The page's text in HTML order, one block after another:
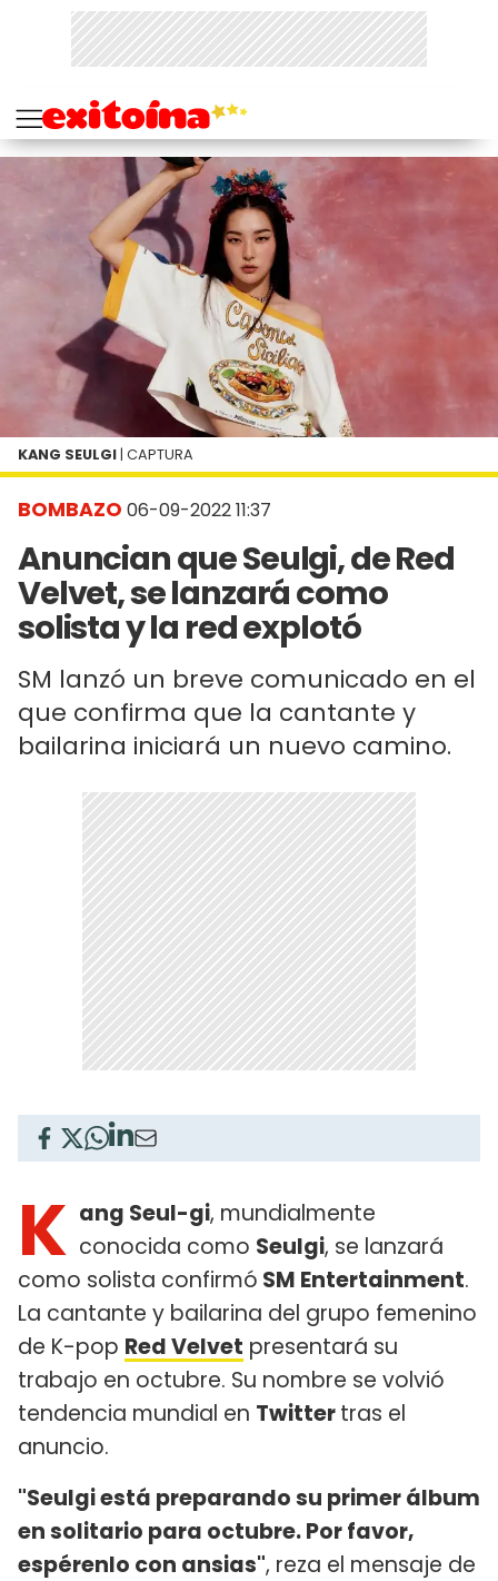
BOMBAZO 06-09-2022 11:37
Anuncian que Seulgi, de Red
Velvet, se lanzará como
solista y la red explotó
SM lanzó un breve comunicado en el
que confirma que la cantante y
bailarina iniciará un nuevo camino.
KANG SEULGI | CAPTURA
K ang Seul-gi, mundialmente
conocida como Seulgi, se lanzará
como solista confirmó SM Entertainment.
La cantante y bailarina del grupo femenino
de K-pop Red Velvet presentará su
trabajo en octubre. Su nombre se volvió
tendencia mundial en Twittertras el
anuncio.
"Seulgi está preparando su primer álbum
en solitario para octubre. Por favor,
espérenlo con ansias", reza el mensaje de